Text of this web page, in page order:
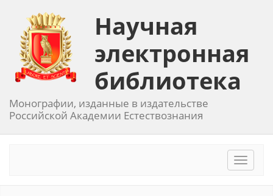
Научная
электронная
библиотека
Монографии, изданные в издательстве
Российской Академии Естествознания
Toggle